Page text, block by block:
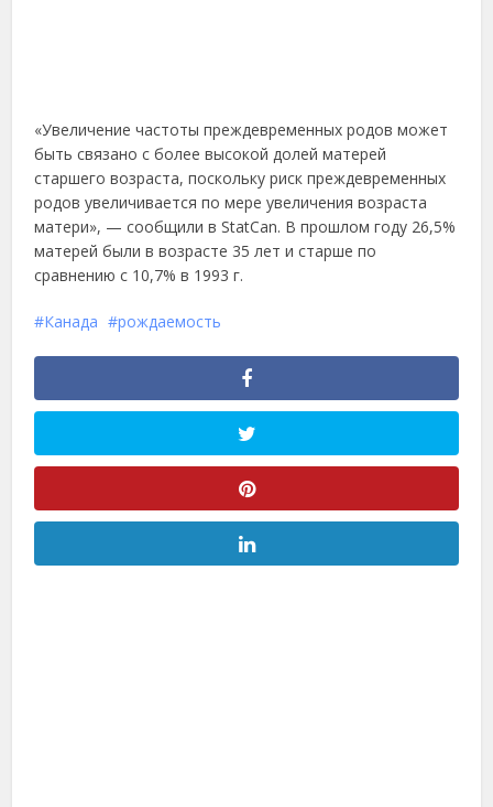
«Увеличение частоты преждевременных родов может
быть связано с более высокой долей матерей
старшего возраста, поскольку риск преждевременных
родов увеличивается по мере увеличения возраста
матери», — сообщили в StatCan. В прошлом году 26,5%
матерей были в возрасте 35 лет и старше по
сравнению с 10,7% в 1993 г.
Канада рождаемость